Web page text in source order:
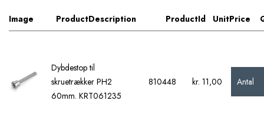
Image ProductDescription ProductId UnitPrice
Dybdestop til
skruetrækker PH2
60mm. KRT061235
810448 kr. 11,00 Antal